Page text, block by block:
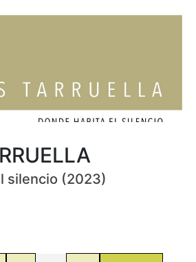
silencio (2023)